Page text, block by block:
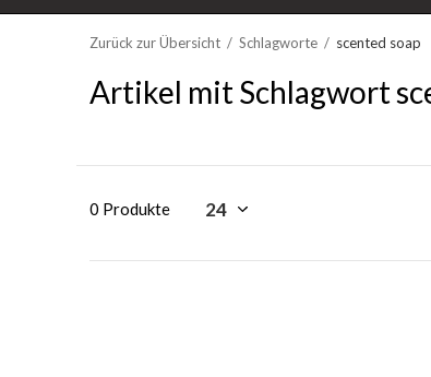
Zurück zur Übersicht Schlagworte scented soap
Artikel mit Schlagwort
0 Produkte